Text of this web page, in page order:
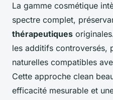
La gamme cosmétique
spectre complet,
thérapeutiques
les additifs controversés,
naturelles compatibles
Cette approche clean
efficacité mesurable et